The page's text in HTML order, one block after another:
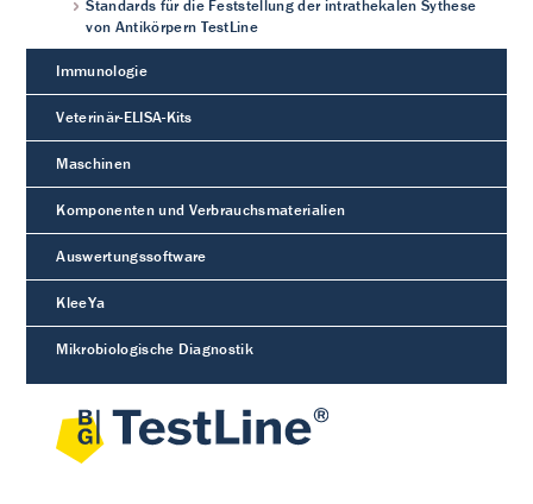
Standards für die Feststellung der intrathekalen Sythese
von Antikörpern TestLine
Immunologie
Veterinär-ELISA-Kits
Maschinen
Komponenten und Verbrauchsmaterialien
Auswertungssoftware
KleeYa
Mikrobiologische Diagnostik